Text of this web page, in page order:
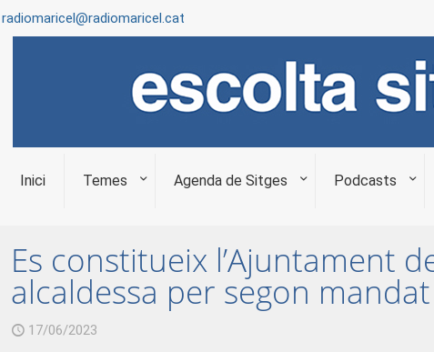
radiomaricel@radiomaricel.cat
Inici Temes Agenda de Sitges Podcasts
Es constitueix l’Ajuntament
alcaldessa per segon
17/06/2023